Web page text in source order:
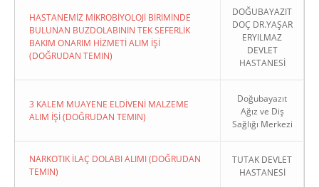
HASTANEMİZ MİKROBİYOLOJİ BİRİMİNDE
BULUNAN BUZDOLABININ TEK SEFERLİK
BAKIM ONARIM HİZMETİ ALIM İŞİ
(DOĞRUDAN TEMIN)
DOĞUBAYAZIT
DOÇ DR.YAŞAR
ERYILMAZ
DEVLET
HASTANESİ
3 KALEM MUAYENE ELDİVENİ MALZEME
ALIM İŞİ (DOĞRUDAN TEMIN)
Doğubayazıt
Ağız ve Diş
Sağlığı Merkezi
NARKOTIK İLAÇ DOLABI ALIMI (DOĞRUDAN
TEMIN)
TUTAK DEVLET
HASTANESİ